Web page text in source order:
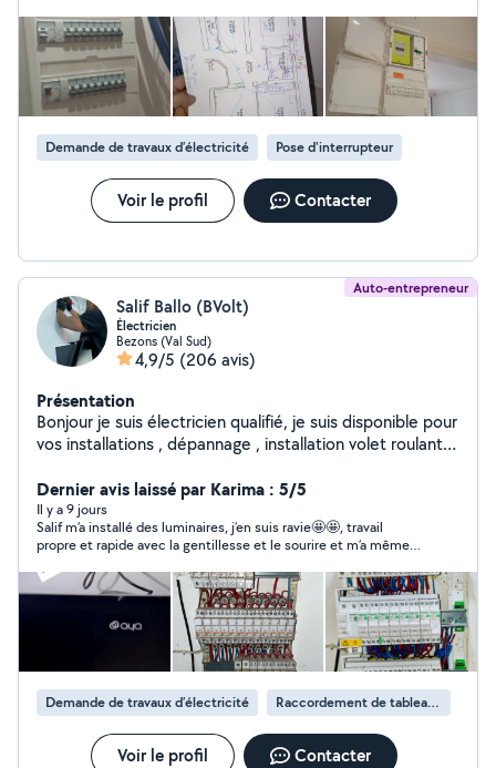
Demande de travaux d’électricité Pose d'interrupteur
Voir le profil Contacter
Auto-entrepreneur
Salif Ballo (BVolt)
Électricien
Bezons (Val Sud)
4,9/5 (206 avis)
Présentation
Bonjour je suis électricien qualifié, je suis disponible pour
vos installations , dépannage , installation volet roulant
tableau électrique, petit ou gros travaux mon site
internet est le suivant B-volt.net ( pour les demandes
privé bien préciser installation électrique dans la
catégorie) Merci
Dernier avis laissé par Karima : 5/5
Il y a 9 jours
Salif m’a installé des luminaires, j’en suis ravie🤩🤩, travail
propre et rapide avec la gentillesse et le sourire et m’a même
et ferai appel à lui pour mes futurs travaux électriques.
Demande de travaux d’électricité Raccordement de tableau électrique
Voir le profil Contacter